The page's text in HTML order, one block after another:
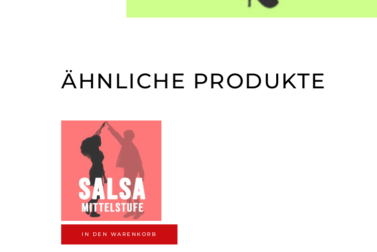
ÄHNLICHE PRODUKTE
IN DEN WARENKORB